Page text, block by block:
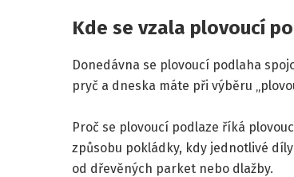
Kde se vzala plovoucí
Donedávna se plovoucí podlaha
pryč a dneska máte při výběru
Proč se plovoucí podlaze říká
způsobu pokládky, kdy jednotlivé
od dřevěných parket nebo dlažby.